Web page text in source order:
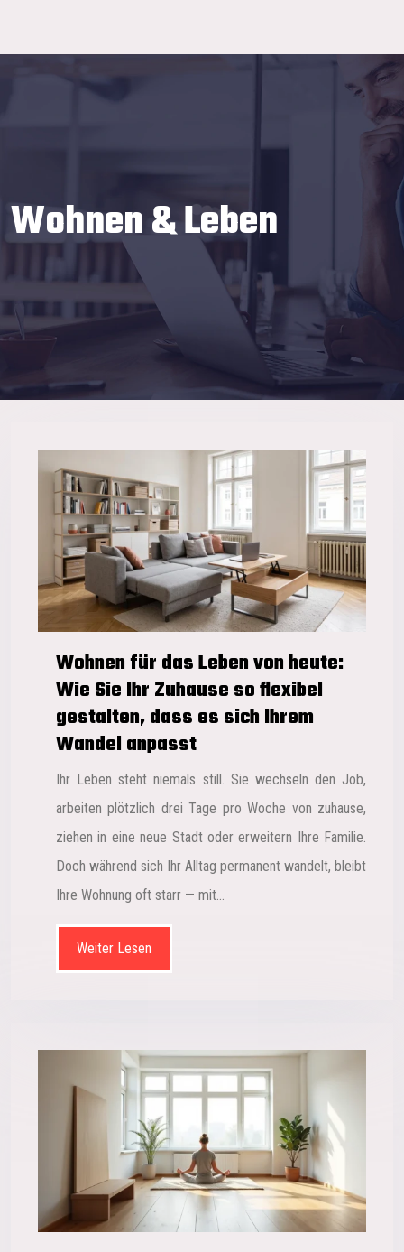
Wohnen & Leben
Wohnen für das Leben von heute:
Wie Sie Ihr Zuhause so flexibel
gestalten, dass es sich Ihrem
Wandel anpasst
Ihr Leben steht niemals still. Sie wechseln den Job,
arbeiten plötzlich drei Tage pro Woche von zuhause,
ziehen in eine neue Stadt oder erweitern Ihre Familie.
Doch während sich Ihr Alltag permanent wandelt, bleibt
Ihre Wohnung oft starr — mit…
Weiter Lesen